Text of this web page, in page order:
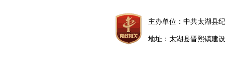
主办单位：中共太湖县
地址：太湖县晋熙镇建